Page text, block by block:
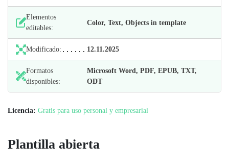
Elementos
editables:
Color, Text, Objects in template
Modificado: 12.11.2025
Formatos
disponibles:
Microsoft Word, PDF, EPUB, TXT,
ODT
Licencia: Gratis para uso personal y empresarial
Plantilla abierta